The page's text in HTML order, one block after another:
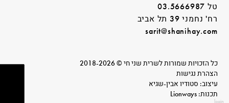
טל 03.5666987
רח' נחמני 39 תל אביב
sarit@shanihay.com
כל הזכויות שמורות לשרית שני חי © 2018-2026
הצהרת נגישות
עיצוב: סטודיו אבין-שגיא
תכנות: Lionways
login